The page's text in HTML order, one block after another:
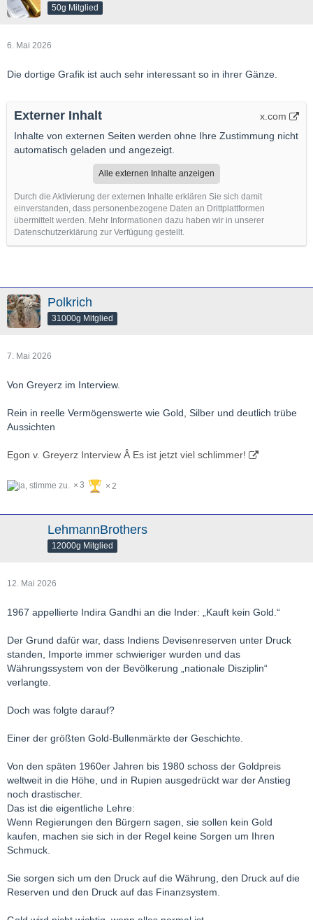
50g Mitglied
6. Mai 2026
Die dortige Grafik ist auch sehr interessant so in ihrer Gänze.
Externer Inhalt
x.com
Inhalte von externen Seiten werden ohne Ihre Zustimmung nicht
automatisch geladen und angezeigt.
Alle externen Inhalte anzeigen
Durch die Aktivierung der externen Inhalte erklären Sie sich damit
einverstanden, dass personenbezogene Daten an Drittplattformen
übermittelt werden. Mehr Informationen dazu haben wir in unserer
Datenschutzerklärung zur Verfügung gestellt.
Polkrich
31000g Mitglied
7. Mai 2026
Von Greyerz im Interview.
Rein in reelle Vermögenswerte wie Gold, Silber und deutlich trübe
Aussichten
Egon v. Greyerz Interview Â Es ist jetzt viel schlimmer!
3 2
LehmannBrothers
12000g Mitglied
12. Mai 2026
1967 appellierte Indira Gandhi an die Inder: „Kauft kein Gold.“
Der Grund dafür war, dass Indiens Devisenreserven unter Druck
standen, Importe immer schwieriger wurden und das
Währungssystem von der Bevölkerung „nationale Disziplin“
verlangte.
Doch was folgte darauf?
Einer der größten Gold-Bullenmärkte der Geschichte.
Von den späten 1960er Jahren bis 1980 schoss der Goldpreis
weltweit in die Höhe, und in Rupien ausgedrückt war der Anstieg
noch drastischer.
Das ist die eigentliche Lehre:
Wenn Regierungen den Bürgern sagen, sie sollen kein Gold
kaufen, machen sie sich in der Regel keine Sorgen um Ihren
Schmuck.
Sie sorgen sich um den Druck auf die Währung, den Druck auf die
Reserven und den Druck auf das Finanzsystem.